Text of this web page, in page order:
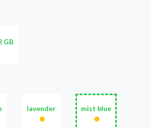
GB
lavender
•
mist blue
•